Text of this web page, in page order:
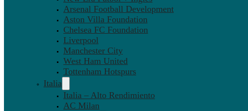
Arsenal Football Development
Aston Villa Foundation
Chelsea FC Foundation
Liverpool
Manchester City
West Ham United
Tottenham Hotspurs
Italia
Italia – Alto Rendimiento
AC Milan